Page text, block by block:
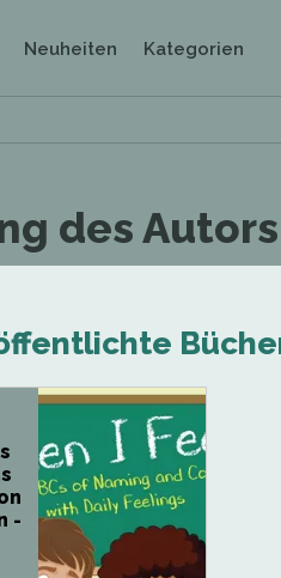
Neuheiten Kategorien
des
-